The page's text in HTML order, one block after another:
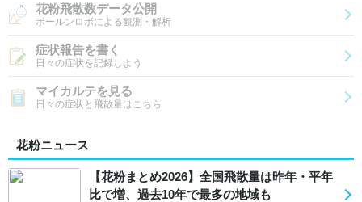
花粉飛散数データ公開
ポールンロボによる観測・解析
症状報告を書く
日々の症状を記録しよう
マイカルテを見る
日々の症状と飛散量はこちら
花粉ニュース
【花粉まとめ2026】全国飛散量は昨年・平年
比で増、過去10年で最多の地域も